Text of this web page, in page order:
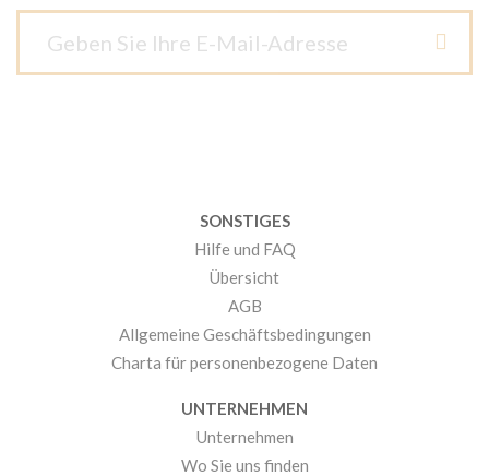
SONSTIGES
Hilfe und FAQ
Übersicht
AGB
Allgemeine Geschäftsbedingungen
Charta für personenbezogene Daten
UNTERNEHMEN
Unternehmen
Wo Sie uns finden